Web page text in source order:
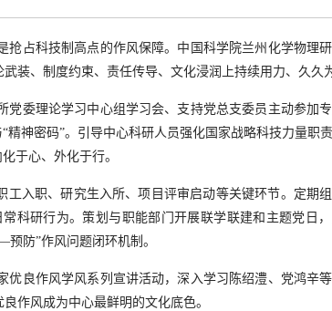
占科技制高点的作风保障。中国科学院兰州化学物理
装、制度约束、责任传导、文化浸润上持续用力、久久
委理论学习中心组学习会、支持党总支委员主动参加
神密码”。引导中心科研人员强化国家战略科技力量职
于心、外化于行。
入职、研究生入所、项目评审启动等关键环节。定期
科研行为。策划与职能部门开展联学联建和主题党日
防”作风问题闭环机制。
良作风学风系列宣讲活动，深入学习陈绍澧、党鸿辛
作风成为中心最鲜明的文化底色。